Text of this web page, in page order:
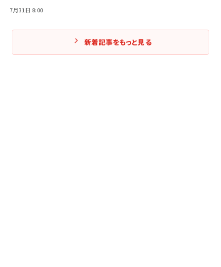
7月31日 8:00
新着記事をもっと見る